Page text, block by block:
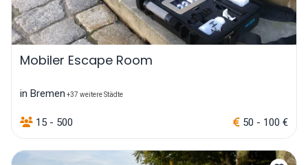
Mobiler Escape Room
in Bremen +37 weitere Städte
15 - 500 50 - 100 €